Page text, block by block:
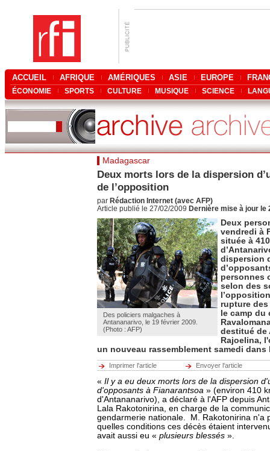
ACCUEIL AFRIQUE AMÉRIQUES ASIE EUROPE
ÉCONOMIE SPORTS CULTURE MUSIQUE SCIENCE
Madagascar
Deux morts lors de la dispersion
de l’opposition
par Rédaction Internet (avec AFP)
Article publié le 27/02/2009 Dernière mise à jour le
Des policiers malgaches à
Antananarivo, le 19 février 2009.
(Photo : AFP)
Deux
vendredi à
située à
dispersion
personnes
selon des
rupture
le camp du
destitué de
Rajoelina,
un nouveau rassemblement samedi dans
Imprimer l'article Envoyer l'article
« Il y a eu deux morts lors de la dispersion
d'opposants à Fianarantsoa » (environ 410
d'Antananarivo), a déclaré à l'AFP depuis
Lala Rakotonirina, en charge de la
gendarmerie nationale. M. Rakotonirina n'a
quelles conditions ces décès étaient
avait aussi eu « plusieurs blessés ».